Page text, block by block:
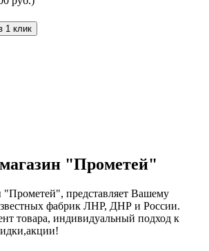
1 клик
"Прометей"
представляет Вашему
фабрик ЛНР, ДНР и России.
товара, индивидуальный подход к